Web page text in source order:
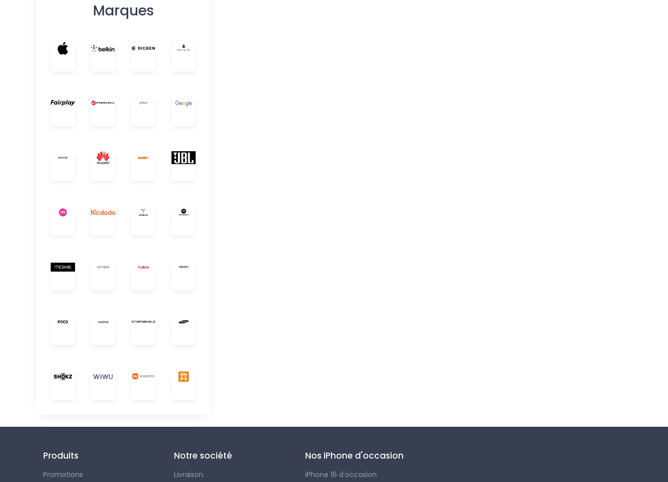
Marques
Produits
Promotions
Notre société
Livraison
Nos iPhone d'occasion
iPhone 16 d'occasion